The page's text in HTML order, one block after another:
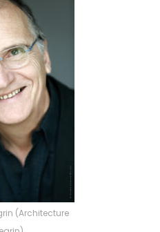
(Architecture